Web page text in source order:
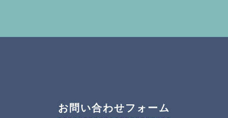
お問い合わせフォーム